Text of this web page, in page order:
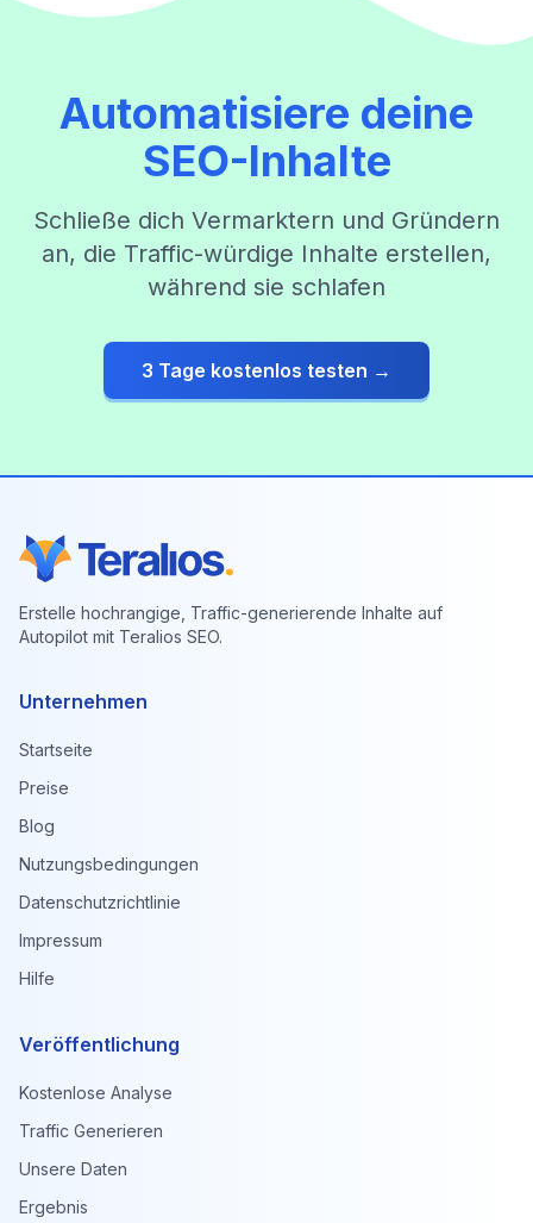
Automatisiere deine
SEO-Inhalte
Schließe dich Vermarktern und Gründern
an, die Traffic-würdige Inhalte erstellen,
während sie schlafen
3 Tage kostenlos testen →
Erstelle hochrangige, Traffic-generierende Inhalte auf
Autopilot mit Teralios SEO.
Unternehmen
Startseite
Preise
Blog
Nutzungsbedingungen
Datenschutzrichtlinie
Impressum
Hilfe
Veröffentlichung
Kostenlose Analyse
Traffic Generieren
Unsere Daten
Ergebnis